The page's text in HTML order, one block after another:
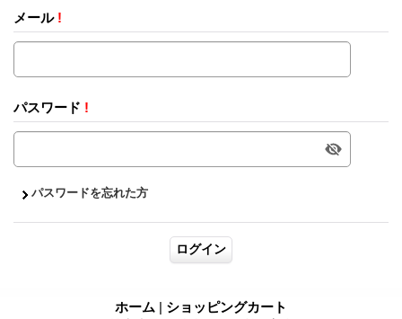
メール !
パスワード !
パスワードを忘れた方
ホーム | ショッピングカート